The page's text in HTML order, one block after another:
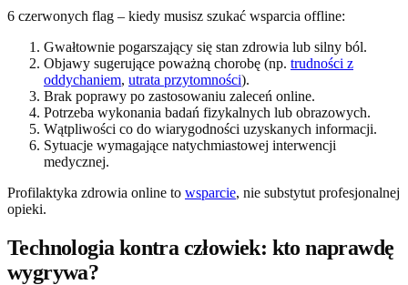
6 czerwonych flag – kiedy musisz szukać wsparcia offline:
Gwałtownie pogarszający się stan zdrowia lub silny ból.
Objawy sugerujące poważną chorobę (np. trudności z
oddychaniem, utrata przytomności).
Brak poprawy po zastosowaniu zaleceń online.
Potrzeba wykonania badań fizykalnych lub obrazowych.
Wątpliwości co do wiarygodności uzyskanych informacji.
Sytuacje wymagające natychmiastowej interwencji
medycznej.
Profilaktyka zdrowia online to wsparcie, nie substytut profesjonalnej
opieki.
Technologia kontra człowiek: kto naprawdę
wygrywa?